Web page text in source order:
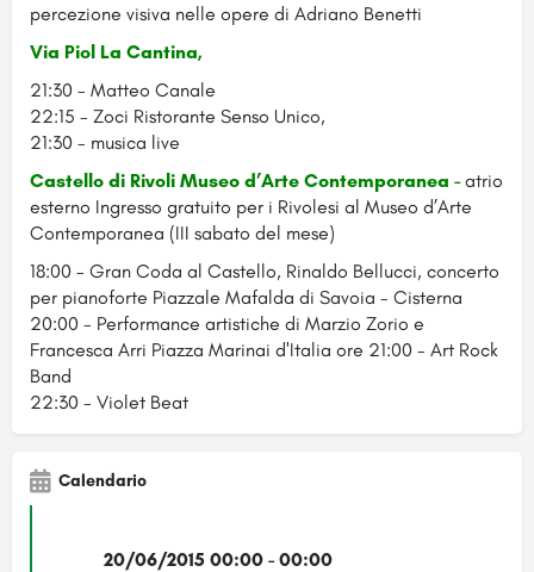
percezione visiva nelle opere di Adriano Benetti
Via Piol La Cantina,
21:30 - Matteo Canale
22:15 - Zoci Ristorante Senso Unico,
21:30 - musica live
Castello di Rivoli Museo d’Arte Contemporanea -atrio
esterno Ingresso gratuito per i Rivolesi al Museo d’Arte
Contemporanea (III sabato del mese)
18:00 - Gran Coda al Castello, Rinaldo Bellucci, concerto
per pianoforte Piazzale Mafalda di Savoia - Cisterna
20:00 - Performance artistiche di Marzio Zorio e
Francesca Arri Piazza Marinai d'Italia ore 21:00 - Art Rock
Band
22:30 - Violet Beat
Calendario
20/06/2015 00:00 - 00:00